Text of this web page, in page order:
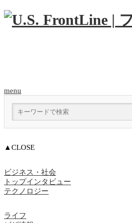
menu
▲CLOSE
ビジネス・社会
トップインタビュー
テクノロジー
ライフ